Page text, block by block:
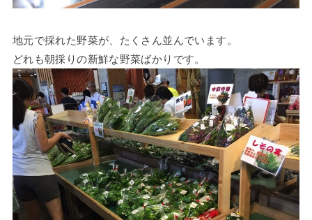
地元で採れた野菜が、たくさん並んでいます。
どれも朝採りの新鮮な野菜ばかりです。